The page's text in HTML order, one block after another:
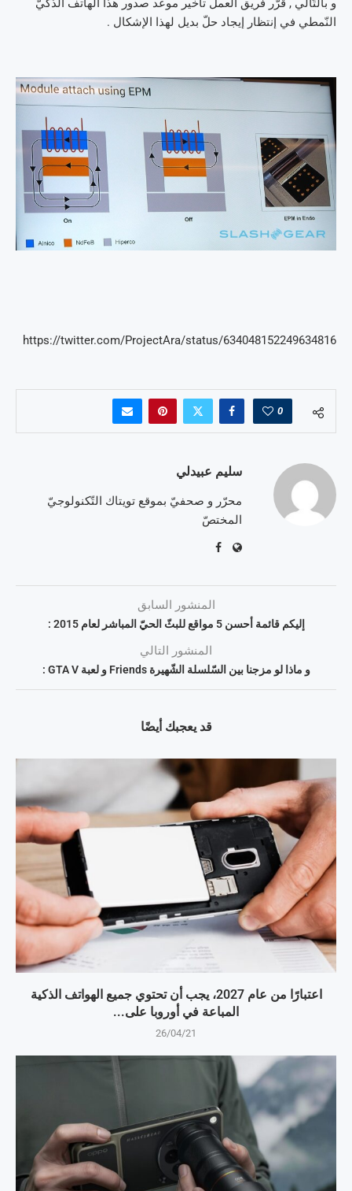
النّمطي في إنتظار إيجاد حلّ بديل لهذا الإشكال .
https://twitter.com/ProjectAra/status/634048152249634816
0
سليم عبيدلي
محرّر و صحفيّ بموقع تويتاك التّكنولوجيّ
المختصّ
المنشور السابق
إليكم قائمة أحسن 5 مواقع للبثّ الحيّ المباشر لعام 2015 :
المنشور التالي
و ماذا لو مزجنا بين السّلسلة الشّهيرة Friends و لعبة GTA V :
قد يعجبك أيضًا
اعتبارًا من عام 2027، يجب أن تحتوي جميع الهواتف الذكية
المباعة في أوروبا على...
26/04/21